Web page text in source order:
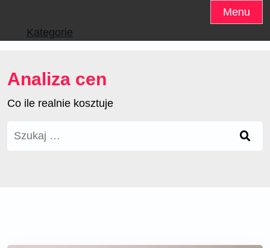
content
Menu
Kategorie
Analiza cen
Co ile realnie kosztuje
Szukaj: